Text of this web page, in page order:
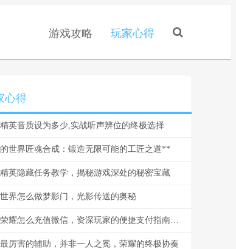
游戏攻略 玩家心得
心得
英音质设为多少,实战听声辨位的终极选择
世界匠魂合成：锻造无限可能的工匠之道**
英隐藏任务教学，揭秘游戏深处的秘密宝藏
界怎么做梦影门，光影传送的奥秘
王者荣耀怎么充值微信，资深玩家的便捷支付指南，副标题，从零开始掌握安全充值全流程
厉害的辅助，并非一人之冕，荣耀的终极协奏